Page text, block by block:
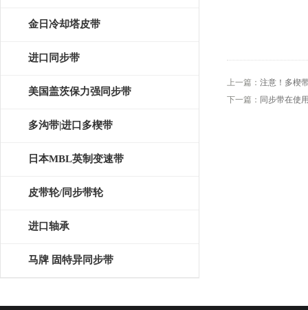
金日冷却塔皮带
进口同步带
美国盖茨保力强同步带
多沟带|进口多楔带
日本MBL英制变速带
皮带轮/同步带轮
进口轴承
马牌 固特异同步带
上一篇： 注意！多楔
下一篇： 同步带在使